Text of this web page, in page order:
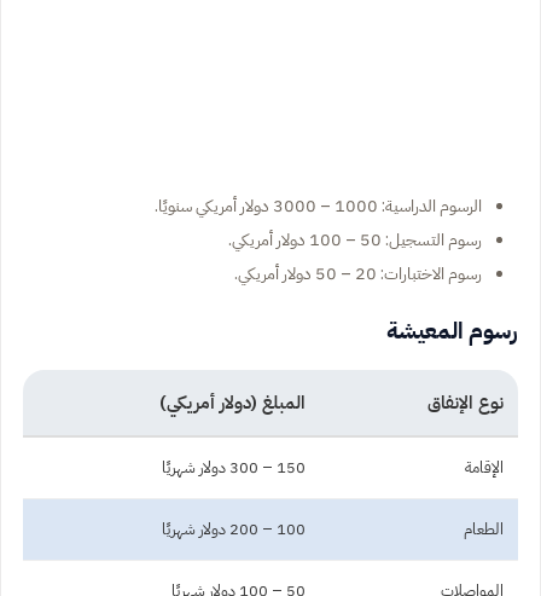
الرسوم الدراسية: 1000 – 3000 دولار أمريكي سنويًا.
رسوم التسجيل: 50 – 100 دولار أمريكي.
رسوم الاختبارات: 20 – 50 دولار أمريكي.
رسوم المعيشة
نوع الإنفاق المبلغ (دولار أمريكي)
الإقامة 150 – 300 دولار شهريًا
الطعام 100 – 200 دولار شهريًا
المواصلات 50 – 100 دولار شهريًا